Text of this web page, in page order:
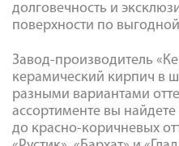
долговечность и
поверхности по
Завод-производитель
керамический кирпич в
разными вариантами
ассортименте вы
до красно-коричневых